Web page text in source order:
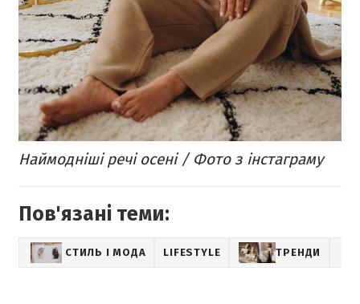
Наймодніші речі осені / Фото з інстаграму
Пов'язані теми:
СТИЛЬ І МОДА LIFESTYLE ТРЕНДИ